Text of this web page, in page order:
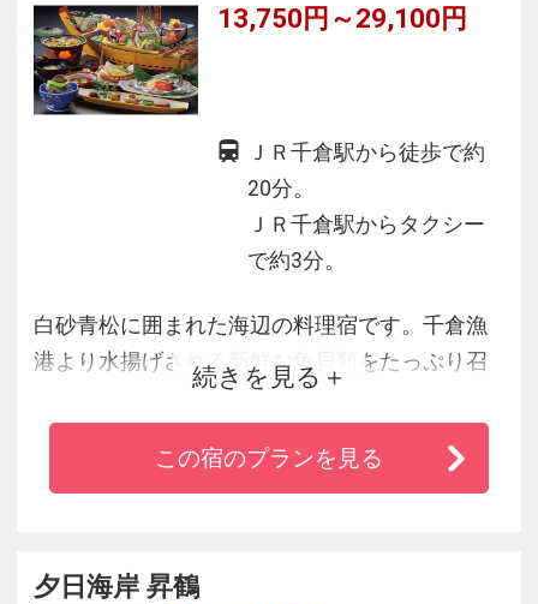
13,750円～29,100円
ＪＲ千倉駅から徒歩で約
20分。
ＪＲ千倉駅からタクシー
で約3分。
白砂青松に囲まれた海辺の料理宿です。千倉漁
港より水揚げされる新鮮な魚貝類をたっぷり召
しあがれます。新温泉館ラ・ブリサは、波打ち
際に建ち、半露天温泉展望浴室として太平洋が
一望でき好評です。
続きを見る
この宿のプランを見る
夕日海岸 昇鶴